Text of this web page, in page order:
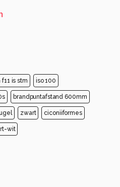
is stm iso 100
brandpuntafstand 600mm
zwart ciconiiformes
wit